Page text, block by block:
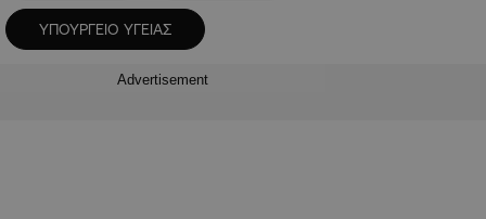
ΥΠΟΥΡΓΕΙΟ ΥΓΕΙΑΣ
Advertisement